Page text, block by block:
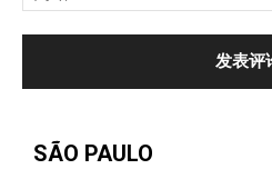
SÃO PAULO